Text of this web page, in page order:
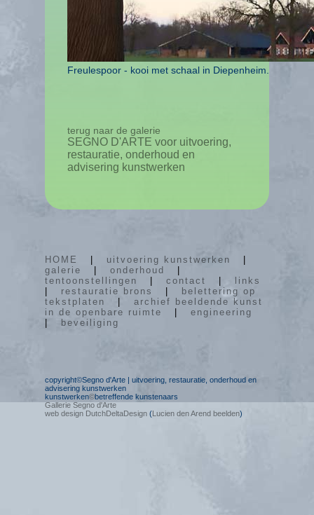
Freulespoor - kooi met schaal in Diepenheim.
terug naar de galerie
SEGNO D'ARTE voor uitvoering,
restauratie, onderhoud en
advisering kunstwerken
HOME uitvoering kunstwerken
galerie
onderhoud
tentoonstellingen
contact
links
restauratie brons
belettering op
tekstplaten
archief beeldende kunst
in de openbare ruimte
engineering
beveiliging
copyright©Segno d'Arte | uitvoering, restauratie, onderhoud en
advisering kunstwerken
kunstwerken©betreffende kunstenaars
Gallerie Segno d'Arte
web design DutchDeltaDesign (Lucien den Arend beelden)